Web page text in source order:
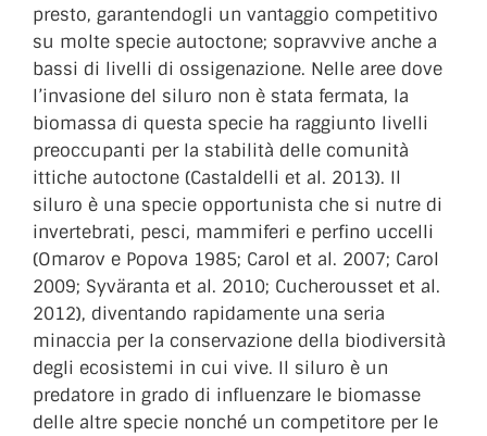
presto, garantendogli un vantaggio competitivo
su molte specie autoctone; sopravvive anche a
bassi di livelli di ossigenazione. Nelle aree dove
l’invasione del siluro non è stata fermata, la
biomassa di questa specie ha raggiunto livelli
preoccupanti per la stabilità delle comunità
ittiche autoctone (Castaldelli et al. 2013). Il
siluro è una specie opportunista che si nutre di
invertebrati, pesci, mammiferi e perfino uccelli
(Omarov e Popova 1985; Carol et al. 2007; Carol
2009; Syväranta et al. 2010; Cucherousset et al.
2012), diventando rapidamente una seria
minaccia per la conservazione della biodiversità
degli ecosistemi in cui vive. Il siluro è un
predatore in grado di influenzare le biomasse
delle altre specie nonché un competitore per le